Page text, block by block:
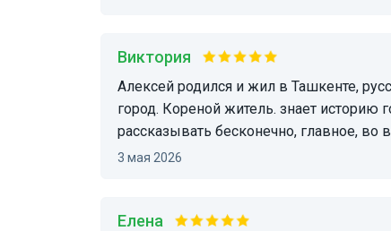
Виктория
Алексей родился и жил в Ташкенте, русский по происхождению, но очень любит свой
город. Кореной житель. знает историю
рассказывать бесконечно, главное, во
3 мая 2026
Елена